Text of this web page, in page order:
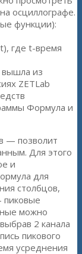
осциллографе.
функции):
где t-время
из
ZETLab
Формула и
— позволит
Для этого
и
для
столбцов,
можно
2 канала
пикового
усреднения